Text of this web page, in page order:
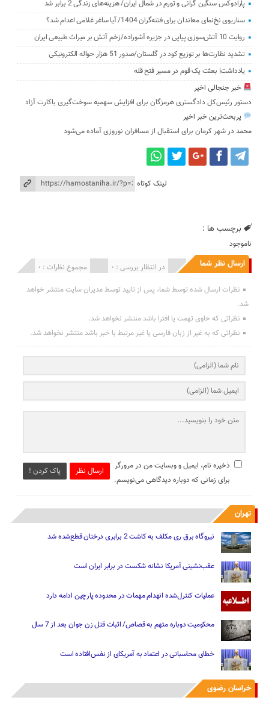
پارادوکس سنگین گرانی و تورم در شمال ایران/ هزینه‌های زندگی 2 برابر ‌شد
سناریوی نخ‌نمای معاندان برای ‌فتنه‌گران 1404/ آیا ساغر غلامی اعدام شد؟
روایت 10 آتش‌سوزی پیاپی در جزیره آشوراده/زخم آتش بر ‌میراث طبیعی ایران
تشدید نظارت‌ها بر توزیع کود در گلستان/صدور 51 هزار حواله الکترونیکی
یادداشت| بعثت یک قوم در مسیر فتح قله
خبر جنجالی اخیر
دستور رئیس‌کل دادگستری هرمزگان برای افزایش سهمیه سوخت‌گیری باکارت آزاد
پربحث‌ترین خبر اخیر
محمد درشهر کرمان برای استقبال از مسافران نوروزی آماده می‌شود
لینک کوتاه
برچسب ها :
ناموجود
ارسال نظر شما مجموع نظرات : 0 در انتظار بررسی : 0 انتشار یافته : 0
نظرات ارسال شده توسط شما، پس از تایید توسط مدیران سایت منتشر خواهد
شد.
نظراتی که حاوی تهمت یا افترا باشد منتشر نخواهد شد.
نظراتی که به غیر از زبان فارسی یا غیر مرتبط با خبر باشد منتشر نخواهد شد.
ارسال نظر پاک کردن !
ذخیره نام، ایمیل و وبسایت من در مرورگر
برای زمانی که دوباره دیدگاهی می‌نویسم.
تهران
نیروگاه برق ری مکلف به کاشت 2 برابری درختان قطع‌شده شد
عقب‌نشینی آمریکا نشانه شکست در برابر ایران است
عملیات کنترل‌شده انهدام مهمات در محدوده پارچین ادامه دارد
محکومیت دوباره متهم به قصاص/ اثبات قتل زن جوان بعد از 7 سال
خطای محاسباتی در اعتماد به آمریکای از نفس‌افتاده است
خراسان رضوی